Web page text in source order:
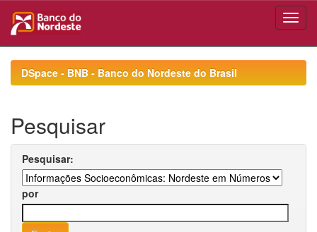
navigationDSpace - BNB - Banco do Nordeste do Brasil
Pesquisar
Pesquisar:
por